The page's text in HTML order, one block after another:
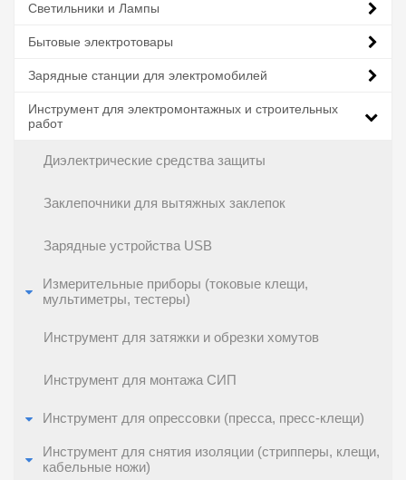
Светильники и Лампы
Бытовые электротовары
Зарядные станции для электромобилей
Инструмент для электромонтажных и строительных
работ
Диэлектрические средства защиты
Заклепочники для вытяжных заклепок
Зарядные устройства USB
Измерительные приборы (токовые клещи,
мультиметры, тестеры)
Инструмент для затяжки и обрезки хомутов
Инструмент для монтажа СИП
Инструмент для опрессовки (пресса, пресс-клещи)
Инструмент для снятия изоляции (стрипперы, клещи,
кабельные ножи)